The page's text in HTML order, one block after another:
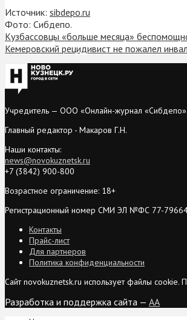
Источник: sibdepo.ru
Фото: Сибдепо.
Кузбассовцы «больше месяца»
Кемеровский рецидивист не пожалел
Учредитель — ООО «Онлайн-журнал «Сибдепо».
Главный редактор - Макаров Г.Н.
Наши контакты:
news@novokuznetsk.ru
+7 (3842) 900-800
Возрастное ограничение: 18+
Регистрационный номер СМИ ЭЛ №ФС 77-79664
Контакты
Прайс-лист
Для партнеров
Политика конфиденциальности
Сайт novokuznetsk.ru использует файлы
Разработка и поддержка сайта — AA